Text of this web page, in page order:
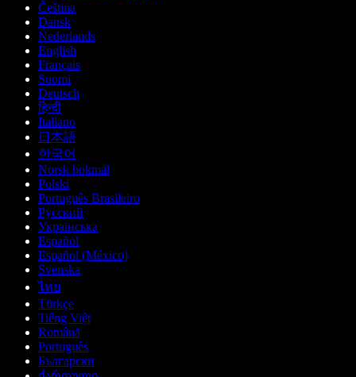
Čeština
Dansk
Nederlands
English
Français
Suomi
Deutsch
हिन्दी
Italiano
日本語
한국어
Norsk bokmål
Polski
Português Brasileiro
Русский
Українська
Español
Español (México)
Svenska
ไทย
Türkçe
Tiếng Việt
Română
Português
Български